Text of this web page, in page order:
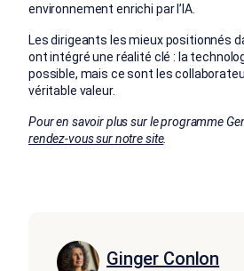
environnement enrichi par l’IA.
Les dirigeants les mieux positionnés
ont intégré une réalité clé : la
possible, mais ce sont les
véritable valeur.
Pour en savoir plus sur le programme
rendez-vous sur notre site.
Ginger Conlon